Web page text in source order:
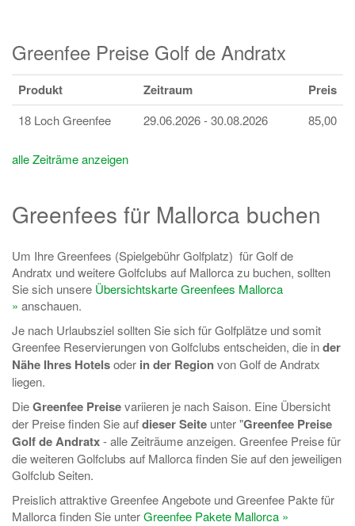
Greenfee Preise Golf de Andratx
Produkt Zeitraum Preis
18 Loch Greenfee 29.06.2026 - 30.08.2026 85,00
alle Zeiträme anzeigen
Greenfees für Mallorca buchen
Um Ihre Greenfees (Spielgebühr Golfplatz) für Golf de
Andratx und weitere Golfclubs auf Mallorca zu buchen, sollten
Sie sich unsere Übersichtskarte Greenfees Mallorca
» anschauen.
Je nach Urlaubsziel sollten Sie sich für Golfplätze und somit
Greenfee Reservierungen von Golfclubs entscheiden, die inder
Nähe Ihres Hotelsoder in der Regionvon Golf de Andratx
liegen.
DieGreenfee Preisevariieren je nach Saison. Eine Übersicht
der Preise finden Sie aufdieser Seite unter "Greenfee Preise
Golf de Andratx- alle Zeiträume anzeigen. Greenfee Preise für
die weiteren Golfclubs auf Mallorca finden Sie auf den jeweiligen
Golfclub Seiten.
Preislich attraktive Greenfee Angebote und Greenfee Pakte für
Mallorca finden Sie unterGreenfee Pakete Mallorca »